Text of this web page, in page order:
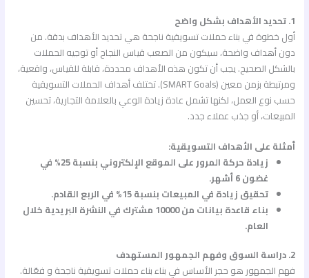
1. تحديد الأهداف بشكل واضح
أول خطوة في بناء حملات تسويقية ناجحة هي تحديد الأهداف بدقة. من
دون أهداف واضحة، سيكون من الصعب قياس النجاح أو توجيه الحملات
بالشكل الصحيح. يجب أن تكون هذه الأهداف محددة، قابلة للقياس، واقعية،
ومرتبطة بزمن معين (SMART Goals). تختلف أهداف الحملات التسويقية
حسب نوع العمل، لكنها تشمل عادة زيادة الوعي بالعلامة التجارية، تحسين
المبيعات، أو جذب عملاء جدد.
أمثلة على الأهداف التسويقية:
زيادة حركة المرور على الموقع الإلكتروني بنسبة 25% في
غضون 6 أشهر.
تحقيق زيادة في المبيعات بنسبة 15% في الربع القادم.
بناء قاعدة بيانات من 10000 مشترك في النشرة البريدية خلال
العام.
2. دراسة السوق وفهم الجمهور المستهدف
فهم الجمهور هو حجر الأساس في بناء بناء حملات تسويقية ناجحة و فعّالة.